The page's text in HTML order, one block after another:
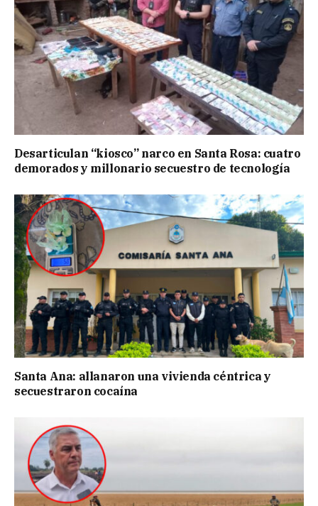
Desarticulan “kiosco” narco en Santa Rosa: cuatro
demorados y millonario secuestro de tecnología
Santa Ana: allanaron una vivienda céntrica y
secuestraron cocaína